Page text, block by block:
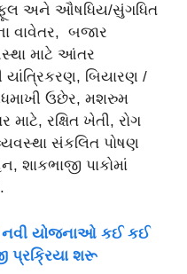
ફૂલ અને ઔષધિય/સુંગધિત
વાવેતર, બજાર
માટે આંતર
યાંત્રિકરણ, બિયારણ /
ઉછેર, મશરુમ
માટે, રક્ષિત ખેતી, રોગ
સંકલિત પોષણ
શાકભાજી પાકોમાં
નવી યોજનાઓ કઈ કઈ
પ્રક્રિયા શરૂ